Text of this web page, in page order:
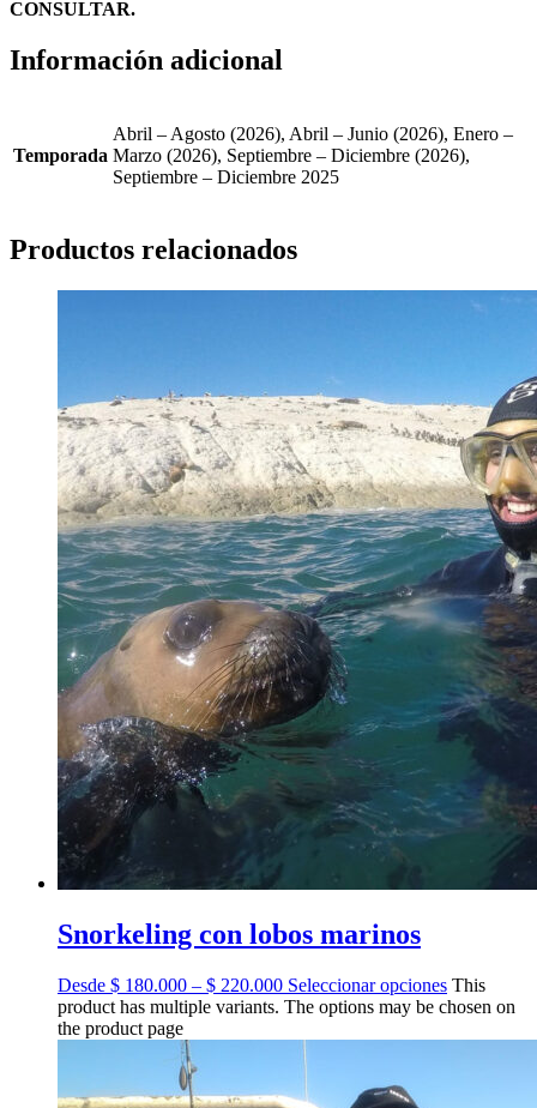
CONSULTAR.
Información adicional
Temporada
Abril – Agosto (2026), Abril – Junio (2026), Enero –
Marzo (2026), Septiembre – Diciembre (2026),
Septiembre – Diciembre 2025
Productos relacionados
Snorkeling con lobos marinos
Desde $ 180.000 – $ 220.000 Seleccionar opciones This
product has multiple variants. The options may be chosen on
the product page